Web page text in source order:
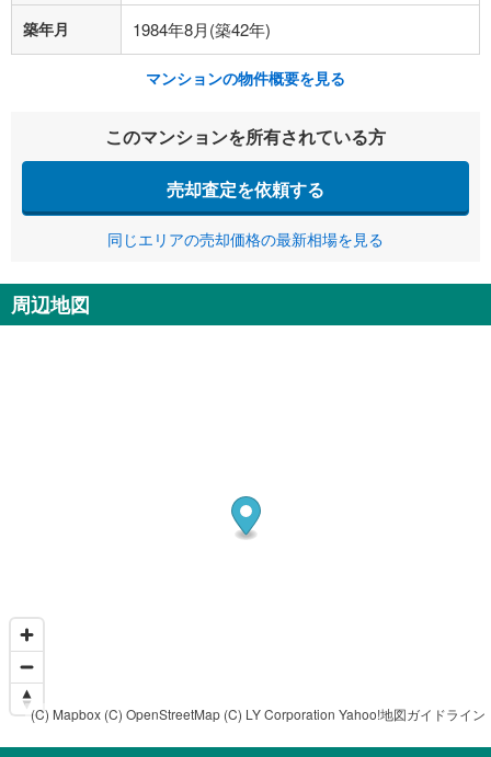
築年月 1984年8月(築42年)
マンションの物件概要を見る
このマンションを所有されている方
売却査定を依頼する
同じエリアの売却価格の最新相場を見る
周辺地図
(C) Mapbox (C) OpenStreetMap (C) LY Corporation Yahoo!地図ガイドライン